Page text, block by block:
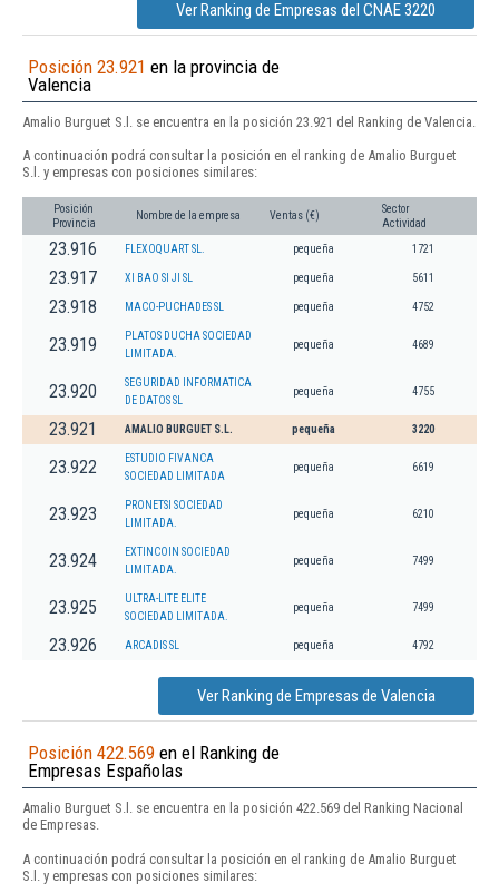
Ver Ranking de Empresas del CNAE 3220
Posición 23.921 en la provincia de
Valencia
Amalio Burguet S.l. se encuentra en la posición 23.921 del Ranking de Valencia.
A continuación podrá consultar la posición en el ranking de Amalio Burguet
S.l. y empresas con posiciones similares:
Posición
Provincia
Nombre de la empresa Ventas (€)
Sector
Actividad
23.916 FLEXOQUART SL. pequeña 1721
23.917 XI BAO SI JI SL pequeña 5611
23.918 MACO-PUCHADES SL pequeña 4752
23.919
PLATOS DUCHA SOCIEDAD
LIMITADA.
pequeña 4689
23.920
SEGURIDAD INFORMATICA
DE DATOS SL
pequeña 4755
23.921 AMALIO BURGUET S.L. pequeña 3220
23.922
ESTUDIO FIVANCA
SOCIEDAD LIMITADA
pequeña 6619
23.923
PRONETSI SOCIEDAD
LIMITADA.
pequeña 6210
23.924
EXTINCOIN SOCIEDAD
LIMITADA.
pequeña 7499
23.925
ULTRA-LITE ELITE
SOCIEDAD LIMITADA.
pequeña 7499
23.926 ARCADIS SL pequeña 4792
Ver Ranking de Empresas de Valencia
Posición 422.569 en el Ranking de
Empresas Españolas
Amalio Burguet S.l. se encuentra en la posición 422.569 del Ranking Nacional
de Empresas.
A continuación podrá consultar la posición en el ranking de Amalio Burguet
S.l. y empresas con posiciones similares: